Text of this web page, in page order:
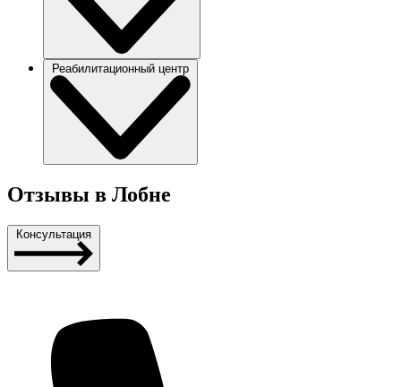
Реабилитационный центр
Отзывы в Лобне
Консультация